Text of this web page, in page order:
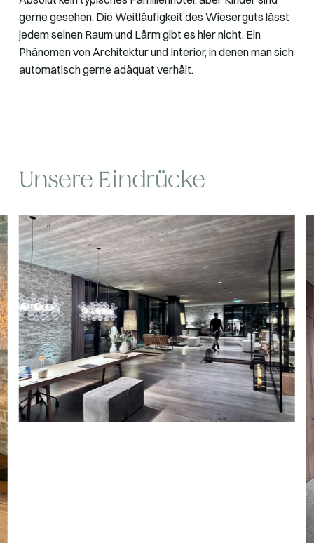
gerne gesehen. Die Weitläufigkeit des Wieserguts lässt
jedem seinen Raum und Lärm gibt es hier nicht. Ein
Phänomen von Architektur und Interior, in denen man sich
automatisch gerne adäquat verhält.
Unsere Eindrücke